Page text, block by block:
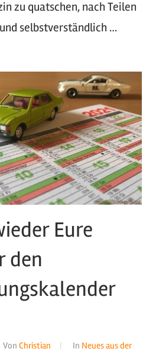
zu quatschen, nach Teilen
selbstverständlich …
Eure
den
Von Christian In Neues aus der